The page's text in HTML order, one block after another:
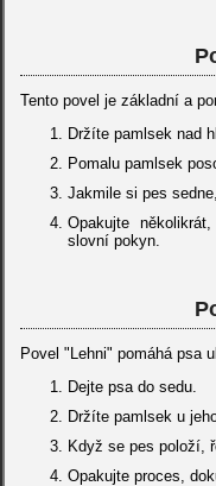
Tento povel je základní a
Držíte pamlsek nad
Pomalu pamlsek
Jakmile si pes
Opakujte
slovní pokyn.
Povel "Lehni" pomáhá psa
Dejte psa do sedu.
Držíte pamlsek u
Když se pes položí,
Opakujte proces,